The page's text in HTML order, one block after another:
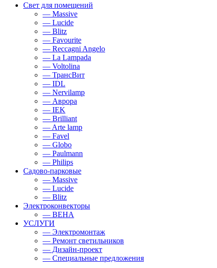
Свет для помещений
— Massive
— Lucide
— Blitz
— Favourite
— Reccagni Angelo
— La Lampada
— Voltolina
— ТрансВит
— IDL
— Nervilamp
— Аврора
— IEK
— Brilliant
— Arte lamp
— Favel
— Globo
— Paulmann
— Philips
Садово-парковые
— Massive
— Lucide
— Blitz
Электроконвекторы
— BEHA
УСЛУГИ
— Электромонтаж
— Ремонт светильников
— Дизайн-проект
— Специальные предложения